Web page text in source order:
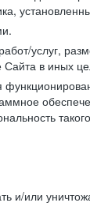
услуг,
в иных
и/или